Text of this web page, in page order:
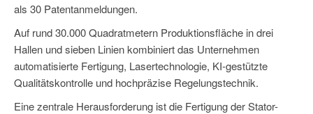
als 30 Patentanmeldungen.
Auf rund 30.000 Quadratmetern Produktionsfläche in drei
Hallen und sieben Linien kombiniert das Unternehmen
automatisierte Fertigung, Lasertechnologie, KI-gestützte
Qualitätskontrolle und hochpräzise Regelungstechnik.
Eine zentrale Herausforderung ist die Fertigung der Stator-